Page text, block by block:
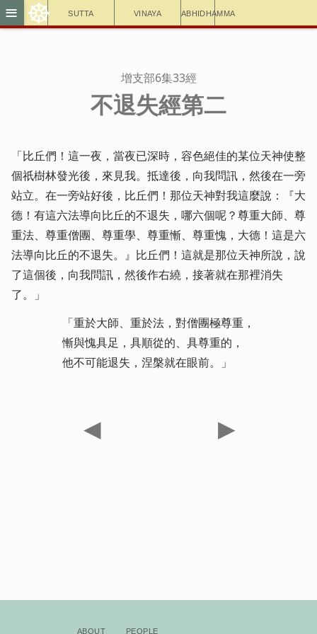
Sutta Vinaya Abhidhamma
≡ ☸
增支部6集33經
不退失經第二
「比丘們！這一夜，當夜已深時，容色絕佳的某位天神使整
個祇樹林發光後，來見我。抵達後，向我問訊，然後在一旁
站立。在一旁站好後，比丘們！那位天神對我這麼說：『大
德！有這六法導向比丘的不退失，哪六個呢？尊重大師、尊
重法、尊重僧團、尊重學、尊重慚、尊重愧，大德！這是六
法導向比丘的不退失。』比丘們！這就是那位天神所說，說
了這個後，向我問訊，然後作右繞，接著就在那裡消失
了。」
「重於大師、重於法，對僧團極尊重，
慚與愧具足，具順從的、具尊重的，
他不可能退失，涅槃就在眼前。」
◀ ▶
About People